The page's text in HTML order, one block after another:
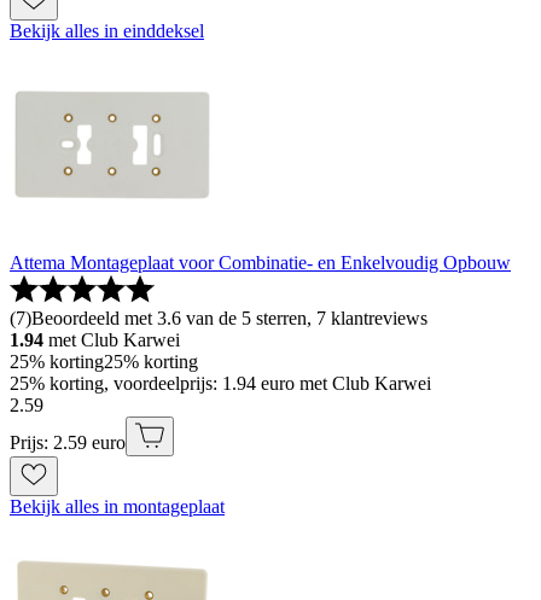
Bekijk alles in einddeksel
Attema Montageplaat voor Combinatie- en Enkelvoudig Opbouw
(7)Beoordeeld met 3.6 van de 5 sterren, 7 klantreviews
1.94 met Club Karwei
25% korting25% korting
25% korting, voordeelprijs: 1.94 euro met Club Karwei
2.59
Prijs: 2.59 euro
Bekijk alles in montageplaat